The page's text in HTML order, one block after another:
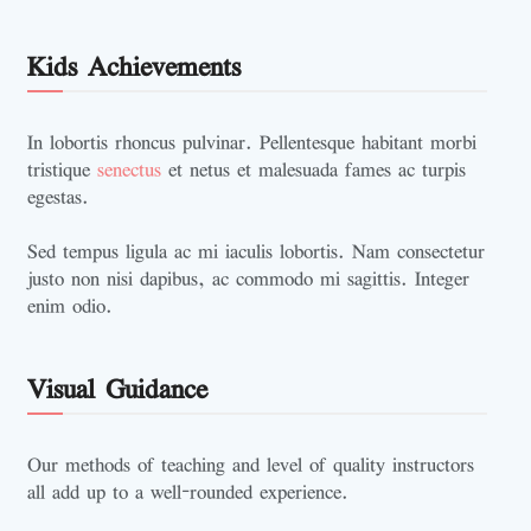
Kids Achievements
In lobortis rhoncus pulvinar. Pellentesque habitant morbi
tristique senectuset netus et malesuada fames ac turpis
egestas.
Sed tempus ligula ac mi iaculis lobortis. Nam consectetur
justo non nisi dapibus, ac commodo mi sagittis. Integer
enim odio.
Visual Guidance
Our methods of teaching and level of quality instructors
all add up to a well-rounded experience.